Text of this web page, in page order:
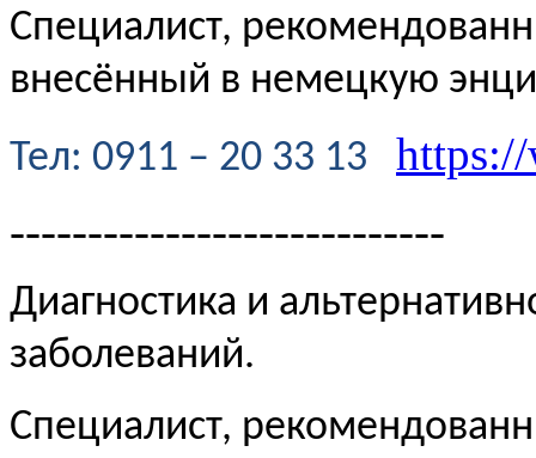
Специалист,
внесённый в немецкую
Teл: 0911 – 20 33 13
----------------------------
Диагностика и
заболеваний.
Специалист,